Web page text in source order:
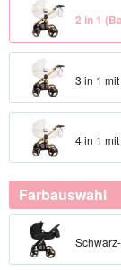
2 in 1
3 in 1
4 in 1
Farbauswahl